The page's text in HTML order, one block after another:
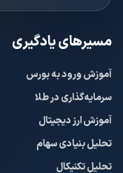
مسیرهای یادگیری
آموزش ورود به بورس
سرمایه‌گذاری در طلا
آموزش ارز دیجیتال
تحلیل بنیادی سهام
تحلیل تکنیکال